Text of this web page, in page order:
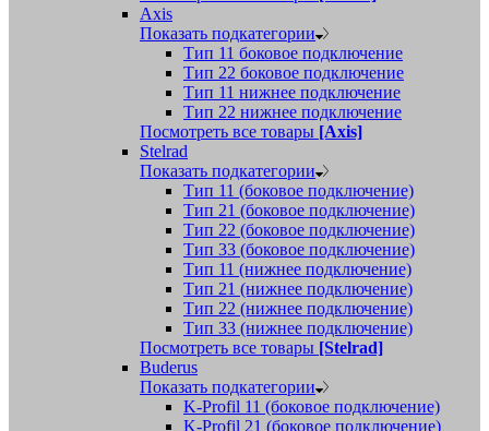
Axis
Показать подкатегории
Тип 11 боковое подключение
Тип 22 боковое подключение
Тип 11 нижнее подключение
Тип 22 нижнее подключение
Посмотреть все товары [Axis]
Stelrad
Показать подкатегории
Tип 11 (боковое подключение)
Тип 21 (боковое подключение)
Тип 22 (боковое подключение)
Тип 33 (боковое подключение)
Тип 11 (нижнее подключение)
Тип 21 (нижнее подключение)
Тип 22 (нижнее подключение)
Тип 33 (нижнее подключение)
Посмотреть все товары [Stelrad]
Buderus
Показать подкатегории
K-Profil 11 (боковое подключение)
K-Profil 21 (боковое подключение)